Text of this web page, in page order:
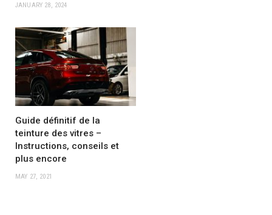
JANUARY 28, 2024
Guide définitif de la
teinture des vitres –
Instructions, conseils et
plus encore
MAY 27, 2021